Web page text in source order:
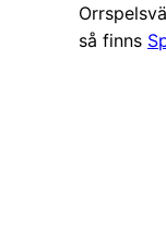
så finns